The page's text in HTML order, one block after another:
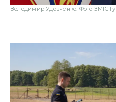
Володимир Удовченко. Фото ЗМІСТу